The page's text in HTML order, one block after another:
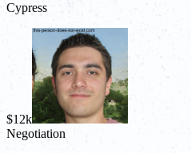
Cypress
$12k
Negotiation